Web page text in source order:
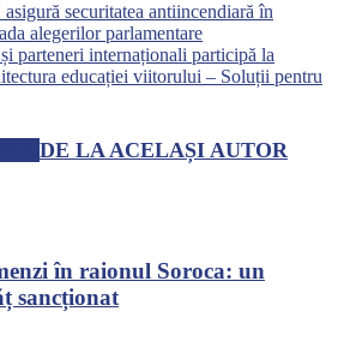
securitatea antiincendiară în
alegerilor parlamentare
parteneri internaționali participă la
educației viitorului – Soluții pentru
DE LA ACELAȘI AUTOR
în raionul Soroca: un
sancționat